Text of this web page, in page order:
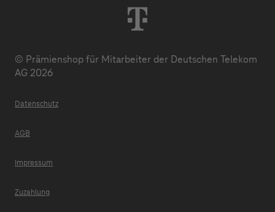
© Prämienshop für Mitarbeiter der Deutschen Telekom
AG 2026
Datenschutz
AGB
Impressum
Zuzahlung